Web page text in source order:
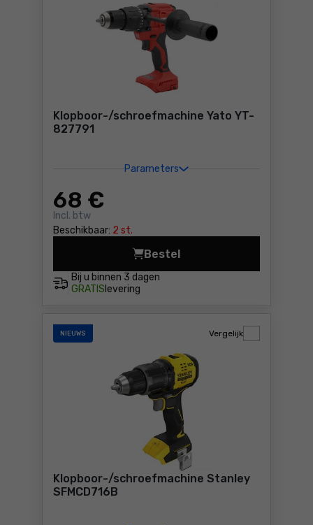
Klopboor-/schroefmachine Yato YT-
827791
Parameters
68 €
Incl. btw
Beschikbaar: 2 st.
Bij u binnen 3 dagen
GRATIS levering
Bestel
Klopboor-/schroefmachine
NIEUWS
Klopboor-/schroefmachine Stanley
SFMCD716B
Vergelijk